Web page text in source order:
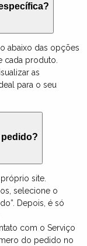
abaixo das opções
cada produto.
as
para o seu
site.
selecione o
Depois, é só
com o Serviço
do pedido no